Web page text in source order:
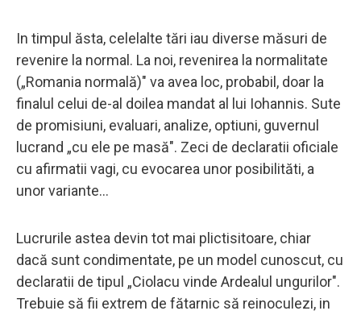
In timpul ăsta, celelalte tări iau diverse măsuri de
revenire la normal. La noi, revenirea la normalitate
(„Romania normală)" va avea loc, probabil, doar la
finalul celui de-al doilea mandat al lui Iohannis. Sute
de promisiuni, evaluari, analize, optiuni, guvernul
lucrand „cu ele pe masă". Zeci de declaratii oficiale
cu afirmatii vagi, cu evocarea unor posibilităti, a
unor variante...
Lucrurile astea devin tot mai plictisitoare, chiar
dacă sunt condimentate, pe un model cunoscut, cu
declaratii de tipul „Ciolacu vinde Ardealul ungurilor".
Trebuie să fii extrem de fătarnic să reinoculezi, in